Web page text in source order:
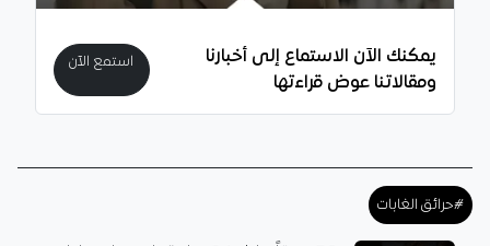
يمكنك الآن الاستماع إلى أخبارنا
ومقالاتنا عوض قراءتها
استمع الآن
#حرائق الغابات